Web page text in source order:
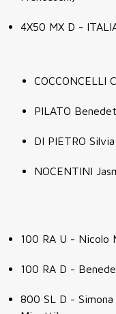
4X50 MX D -
COCCONCELLI
PILATO
DI PIETRO
NOCENTINI
100 RA U - Nicolo
100 RA D -
800 SL D - Simona